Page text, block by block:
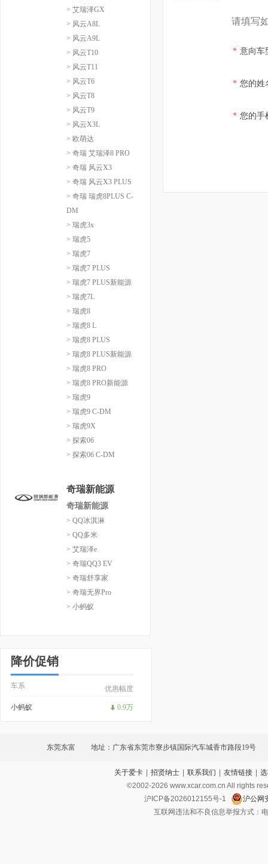
> 艾瑞泽GX
> 风云A8L
> 风云A9L
> 风云T10
> 风云T11
> 风云T6
> 风云T8
> 风云T9
> 风云X3L
> 欧萌达
> 奇瑞 艾瑞泽8 PRO
> 奇瑞 风云X3
> 奇瑞 风云X3 PLUS
> 奇瑞 瑞虎8PLUS C-
DM
> 瑞虎3x
> 瑞虎5
> 瑞虎7
> 瑞虎7 PLUS
> 瑞虎7 PLUS新能源
> 瑞虎7L
> 瑞虎8
> 瑞虎8 L
> 瑞虎8 PLUS
> 瑞虎8 PLUS新能源
> 瑞虎8 PRO
> 瑞虎8 PRO新能源
> 瑞虎9
> 瑞虎9 C-DM
> 瑞虎9X
> 探索06
> 探索06 C-DM
奇瑞新能源
奇瑞新能源
> QQ冰淇淋
> QQ多米
> 艾瑞泽e
> 奇瑞QQ3 EV
> 奇瑞舒享家
> 奇瑞无界Pro
> 小蚂蚁
降价促销
车系 优惠幅度
小蚂蚁 0.9万
请填写
* 意向车
* 您的姓
* 您的手
东莞东富 地址：广东省东莞市寮步镇国际汽车城香市路段19号
关于爱卡 | 招贤纳士 | 联系我们 | 友情链接 |
©2002-2026 www.xcar.com.cn All rights
沪ICP备2026012155号-1
沪公网
互联网违法和不良信息举报方式：